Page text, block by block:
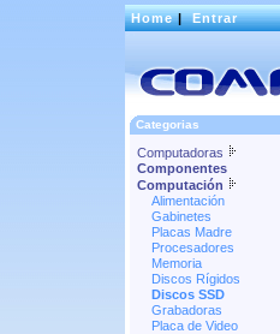
Home|Entrar
Categorias
Computadoras
Componentes
Computación
Alimentación
Gabinetes
Placas Madre
Procesadores
Memoria
Discos Rígidos
Discos SSD
Grabadoras
Placa de Video